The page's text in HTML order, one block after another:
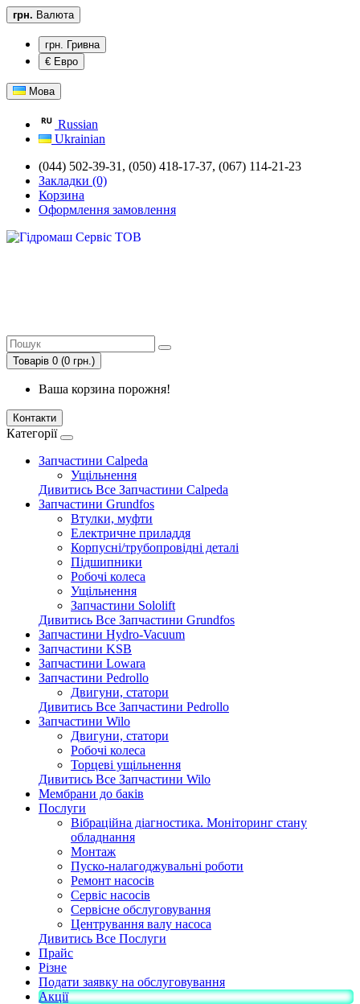
грн. Валюта
грн. Гривна
€ Евро
Мова
Russian
Ukrainian
(044) 502-39-31, (050) 418-17-37, (067) 114-21-23
Закладки (0)
Корзина
Оформлення замовлення
Товарів 0 (0 грн.)
Ваша корзина порожня!
Контакти
Категорії
Запчастини Calpeda
Ущільнення
Дивитись Все Запчастини Calpeda
Запчастини Grundfos
Втулки, муфти
Електричне приладдя
Корпусні/трубопровідні деталі
Підшипники
Робочі колеса
Ущільнення
Запчастини Sololift
Дивитись Все Запчастини Grundfos
Запчастини Hydro-Vacuum
Запчастини KSB
Запчастини Lowara
Запчастини Pedrollo
Двигуни, статори
Дивитись Все Запчастини Pedrollo
Запчастини Wilo
Двигуни, статори
Робочі колеса
Торцеві ущільнення
Дивитись Все Запчастини Wilo
Мембрани до баків
Послуги
Вібраційна діагностика. Моніторинг стану
обладнання
Монтаж
Пуско-налагоджувальні роботи
Ремонт насосів
Сервіс насосів
Сервісне обслуговування
Центрування валу насоса
Дивитись Все Послуги
Прайс
Різне
Подати заявку на обслуговування
Акції